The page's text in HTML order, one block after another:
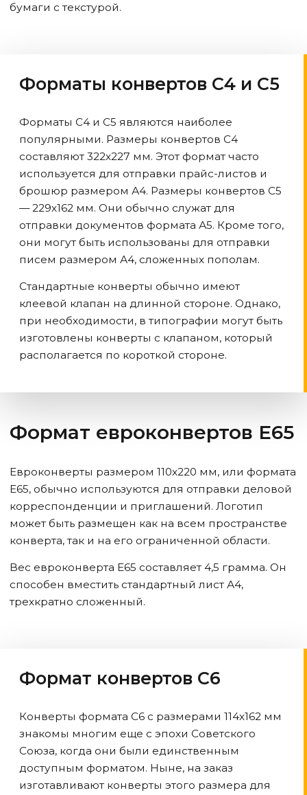
бумаги с текстурой.
Форматы конвертов С4 и С5
Форматы С4 и С5 являются наиболее
популярными. Размеры конвертов С4
составляют 322х227 мм. Этот формат часто
используется для отправки прайс-листов и
брошюр размером А4. Размеры конвертов С5
— 229х162 мм. Они обычно служат для
отправки документов формата А5. Кроме того,
они могут быть использованы для отправки
писем размером А4, сложенных пополам.
Стандартные конверты обычно имеют
клеевой клапан на длинной стороне. Однако,
при необходимости, в типографии могут быть
изготовлены конверты с клапаном, который
располагается по короткой стороне.
Формат евроконвертов Е65
Евроконверты размером 110х220 мм, или формата
Е65, обычно используются для отправки деловой
корреспонденции и приглашений. Логотип
может быть размещен как на всем пространстве
конверта, так и на его ограниченной области.
Вес евроконверта Е65 составляет 4,5 грамма. Он
способен вместить стандартный лист А4,
трехкратно сложенный.
Формат конвертов С6
Конверты формата С6 с размерами 114х162 мм
знакомы многим еще с эпохи Советского
Союза, когда они были единственным
доступным форматом. Ныне, на заказ
изготавливают конверты этого размера для